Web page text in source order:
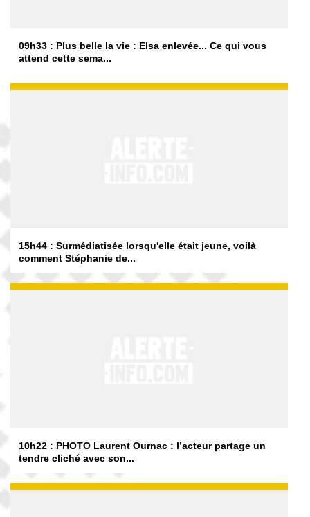
09h33 : Plus belle la vie : Elsa enlevée... Ce qui vous
attend cette sema...
15h44 : Surmédiatisée lorsqu'elle était jeune, voilà
comment Stéphanie de...
10h22 : PHOTO Laurent Ournac : l’acteur partage un
tendre cliché avec son...